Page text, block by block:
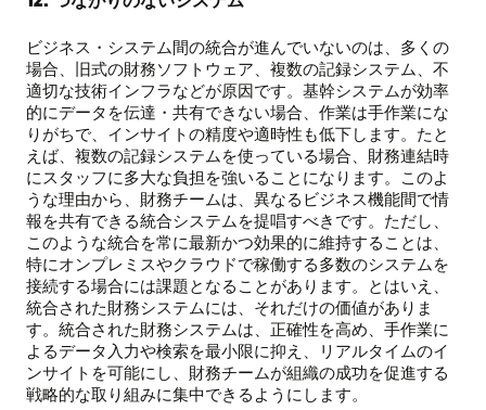
ビジネス・システム間の統合が進んでいないのは、多くの
場合、旧式の財務ソフトウェア、複数の記録システム、不
適切な技術インフラなどが原因です。基幹システムが効率
的にデータを伝達・共有できない場合、作業は手作業にな
りがちで、インサイトの精度や適時性も低下します。たと
えば、複数の記録システムを使っている場合、財務連結時
にスタッフに多大な負担を強いることになります。このよ
うな理由から、財務チームは、異なるビジネス機能間で情
報を共有できる統合システムを提唱すべきです。ただし、
このような統合を常に最新かつ効果的に維持することは、
特にオンプレミスやクラウドで稼働する多数のシステムを
接続する場合には課題となることがあります。とはいえ、
統合された財務システムには、それだけの価値がありま
す。統合された財務システムは、正確性を高め、手作業に
よるデータ入力や検索を最小限に抑え、リアルタイムのイ
ンサイトを可能にし、財務チームが組織の成功を促進する
戦略的な取り組みに集中できるようにします。